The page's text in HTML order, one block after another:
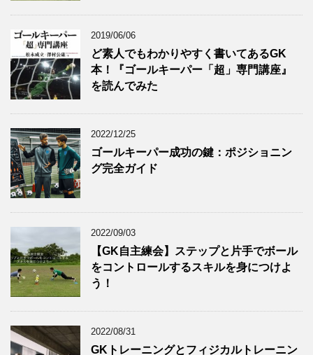
2019/06/06
ど素人でもわかりやすく書いてあるGK
本！『ゴールキーパー「超」専門講座』
を読んでみた
2022/12/25
ゴールキーパー成功の鍵：ポジショニン
グ完全ガイド
2022/09/03
【GK自主練会】ステップと片手でボール
をコントロールするスキルを身につけよ
う！
2022/08/31
GKトレーニングとフィジカルトレーニン